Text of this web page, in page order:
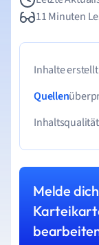
11 Minuten
Inhalte
Quellen
Melde